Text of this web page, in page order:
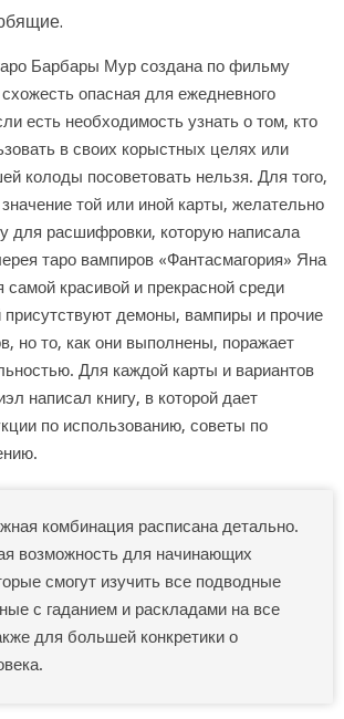
Барбары Мур создана по фильму
опасная для ежедневного
есть необходимость узнать о том, кто
в своих корыстных целях или
колоды посоветовать нельзя. Для того,
той или иной карты, желательно
для расшифровки, которую написала
таро вампиров «Фантасмагория» Яна
самой красивой и прекрасной среди
присутствуют демоны, вампиры и прочие
но то, как они выполнены, поражает
Для каждой карты и вариантов
написал книгу, в которой дает
по использованию, советы по
комбинация расписана детально.
возможность для начинающих
смогут изучить все подводные
с гаданием и раскладами на все
для большей конкретики о